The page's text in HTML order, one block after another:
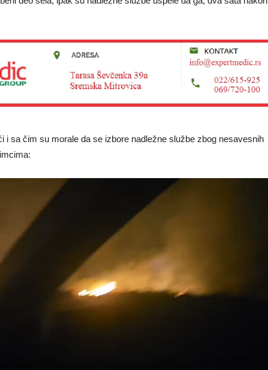
i sa čim su morale da se izbore nadležne službe zbog nesavesnih